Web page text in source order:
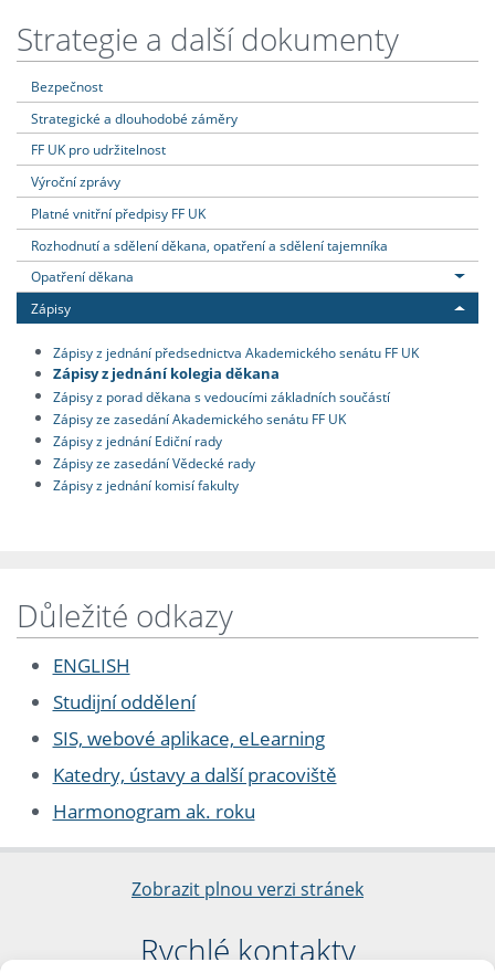
Strategie a další dokumenty
Bezpečnost
Strategické a dlouhodobé záměry
FF UK pro udržitelnost
Výroční zprávy
Platné vnitřní předpisy FF UK
Rozhodnutí a sdělení děkana, opatření a sdělení tajemníka
Opatření děkana
Zápisy
Zápisy z jednání předsednictva Akademického senátu FF UK
Zápisy z jednání kolegia děkana
Zápisy z porad děkana s vedoucími základních součástí
Zápisy ze zasedání Akademického senátu FF UK
Zápisy z jednání Ediční rady
Zápisy ze zasedání Vědecké rady
Zápisy z jednání komisí fakulty
Důležité odkazy
ENGLISH
Studijní oddělení
SIS, webové aplikace, eLearning
Katedry, ústavy a další pracoviště
Harmonogram ak. roku
Zobrazit plnou verzi stránek
Rychlé kontakty